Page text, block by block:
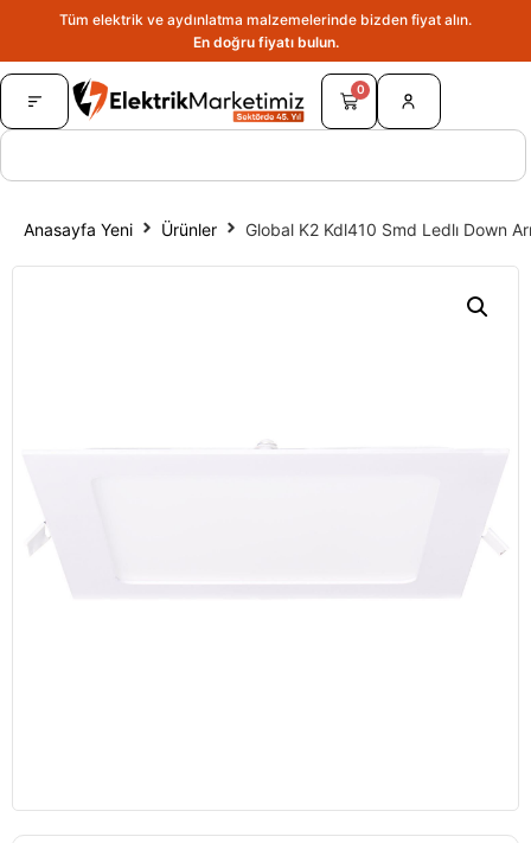
Tüm elektrik ve aydınlatma malzemelerinde bizden fiyat alın.
En doğru fiyatı bulun.
0
Anasayfa Yeni Ürünler Global K2 Kdl410 Smd Ledlı Down